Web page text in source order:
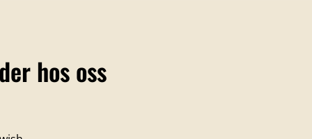
hos oss